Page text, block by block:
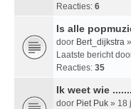
Reacties: 6
Is alle
door Bert_dijkstra
Laatste bericht
Reacties: 35
Ik weet wie
door Piet Puk » 18